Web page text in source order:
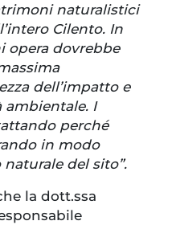
naturalistici
Cilento. In
opera dovrebbe
dell’impatto e
I
perché
in modo
del sito”.
la dott.ssa